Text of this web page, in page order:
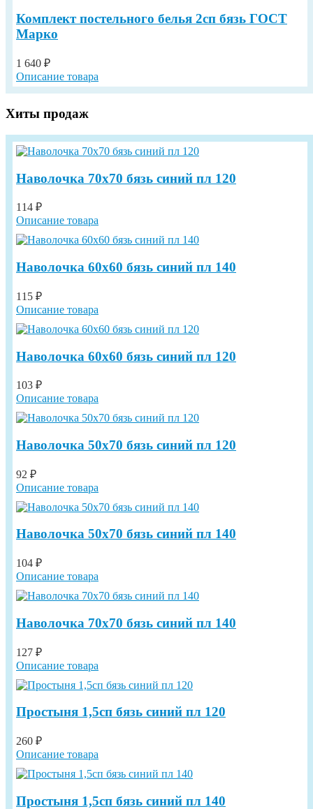
Комплект постельного белья 2сп бязь ГОСТ
Марко
1 640 ₽
Описание товара
Хиты продаж
Наволочка 70х70 бязь синий пл 120
114 ₽
Описание товара
Наволочка 60х60 бязь синий пл 140
115 ₽
Описание товара
Наволочка 60х60 бязь синий пл 120
103 ₽
Описание товара
Наволочка 50х70 бязь синий пл 120
92 ₽
Описание товара
Наволочка 50х70 бязь синий пл 140
104 ₽
Описание товара
Наволочка 70х70 бязь синий пл 140
127 ₽
Описание товара
Простыня 1,5сп бязь синий пл 120
260 ₽
Описание товара
Простыня 1,5сп бязь синий пл 140